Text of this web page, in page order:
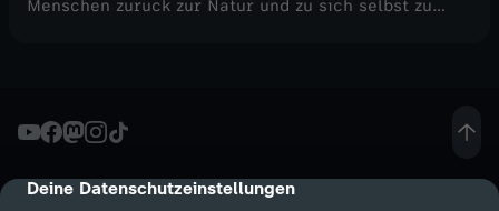
cmp-dialog-description
Deine Datenschutzeinstellungen
Menschen zurück zur Natur und zu sich selbst zu